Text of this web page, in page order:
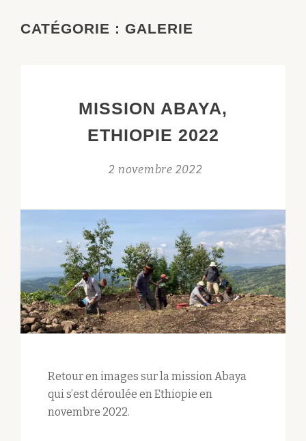
CATÉGORIE : GALERIE
MISSION ABAYA,
ETHIOPIE 2022
2 novembre 2022
Retour en images sur la mission Abaya
qui s’est déroulée en Ethiopie en
novembre 2022.